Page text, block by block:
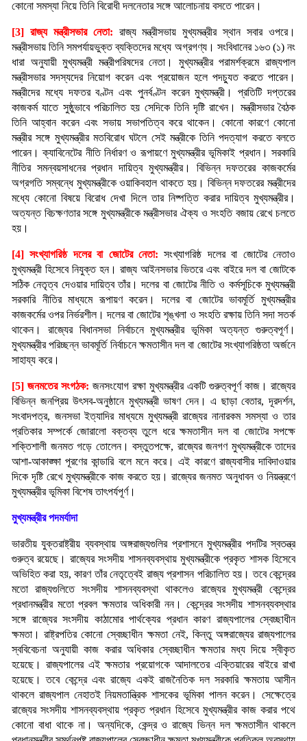
কোনো সমস্যা নিয়ে তিনি বিরোধী দলনেতার সঙ্গে আলোচনায় বসতে পারেন।
[3] রাজ্য মন্ত্রীসভার নেতা: রাজ্য মন্ত্রীসভায় মুখ্যমন্ত্রীর স্থান সবার ওপরে।
মন্ত্রীসভায় তিনি সমপর্যায়ভুক্ত ব্যক্তিদের মধ্যে অগ্রগণ্য। সংবিধানের ১৬৩ (১) নং
ধারা অনুযায়ী মুখ্যমন্ত্রী মন্ত্রীপরিষদের নেতা। মুখ্যমন্ত্রীর পরামর্শক্রমে রাজ্যপাল
মন্ত্রীসভার সদস্যদের নিয়োগ করেন এবং প্রয়োজন হলে পদচ্যুত করতে পারেন।
মন্ত্রীদের মধ্যে দফতর বণ্টন এবং পুনর্বণ্টন করেন মুখ্যমন্ত্রী। প্রতিটি দপ্তরের
কাজকর্ম যাতে সুষ্ঠুভাবে পরিচালিত হয় সেদিকে তিনি দৃষ্টি রাখেন। মন্ত্রীসভার বৈঠক
তিনি আহ্বান করেন এবং সভায় সভাপতিত্ব করে থাকেন। কোনো কারণে কোনো
মন্ত্রীর সঙ্গে মুখ্যমন্ত্রীর মতবিরোধ ঘটলে সেই মন্ত্রীকে তিনি পদত্যাগ করতে বলতে
পারেন। ক্যাবিনেটের নীতি নির্ধারণ ও রূপায়ণে মুখ্যমন্ত্রীর ভূমিকাই প্রধান। সরকারি
নীতির সমন্বয়সাধনের প্রধান দায়িত্ব মুখ্যমন্ত্রীর। বিভিন্ন দফতরের কাজকর্মের
অগ্রগতি সম্বন্ধে মুখ্যমন্ত্রীকে ওয়াকিবহাল থাকতে হয়। বিভিন্ন দফতরের মন্ত্রীদের
মধ্যে কোনো বিষয়ে বিরোধ দেখা দিলে তার নিষ্পত্তি করার দায়িত্ব মুখ্যমন্ত্রীর।
অত্যন্ত বিচক্ষণতার সঙ্গে মুখ্যমন্ত্রীকে মন্ত্রীসভার ঐক্য ও সংহতি বজায় রেখে চলতে
হয়।
[4] সংখ্যাগরিষ্ঠ দলের বা জোটের নেতা: সংখ্যাগরিষ্ঠ দলের বা জোটের নেতাও
মুখ্যমন্ত্রী হিসেবে নিযুক্ত হন। রাজ্য আইনসভার ভিতরে এবং বাইরে দল বা জোটকে
সঠিক নেতৃত্ব দেওয়ার দায়িত্ব তাঁর। দলের বা জোটের নীতি ও কর্মসূচিকে মুখ্যমন্ত্রী
সরকারি নীতির মাধ্যমে রূপায়ণ করেন। দলের বা জোটের ভাবমূর্তি মুখ্যমন্ত্রীর
কাজকর্মের ওপর নির্ভরশীল। দলের বা জোটের শৃঙ্খলা ও সংহতি রক্ষায় তিনি সদা সতর্ক
থাকেন। রাজ্যের বিধানসভা নির্বাচনে মুখ্যমন্ত্রীর ভূমিকা অত্যন্ত গুরুত্বপূর্ণ।
মুখ্যমন্ত্রীর পরিচ্ছন্ন ভাবমূর্তি নির্বাচনে ক্ষমতাসীন দল বা জোটের সংখ্যাগরিষ্ঠতা অর্জনে
সাহায্য করে।
[5] জনমতের সংগঠক: জনসংযোগ রক্ষা মুখ্যমন্ত্রীর একটি গুরুত্বপূর্ণ কাজ। রাজ্যের
বিভিন্ন জনপ্রিয় উৎসব-অনুষ্ঠানে মুখ্যমন্ত্রী ভাষণ দেন। এ ছাড়া বেতার, দূরদর্শন,
সংবাদপত্র, জনসভা ইত্যাদির মাধ্যমে মুখ্যমন্ত্রী রাজ্যের নানারকম সমস্যা ও তার
প্রতিকার সম্পর্কে জোরালো বক্তব্য তুলে ধরে ক্ষমতাসীন দল বা জোটের সপক্ষে
শক্তিশালী জনমত গড়ে তোলেন। বস্তুতপক্ষে, রাজ্যের জনগণ মুখ্যমন্ত্রীকে তাদের
আশা-আকাঙ্ক্ষা পূরণের কান্ডারি বলে মনে করে। এই কারণে রাজ্যবাসীর দাবিদাওয়ার
দিকে দৃষ্টি রেখে মুখ্যমন্ত্রীকে কাজ করতে হয়। রাজ্যের জনমত অনুধাবন ও নিয়ন্ত্রণে
মুখ্যমন্ত্রীর ভূমিকা বিশেষ তাৎপর্যপূর্ণ।
মুখ্যমন্ত্রীর পদমর্যাদা
ভারতীয় যুক্তরাষ্ট্রীয় ব্যবস্থায় অঙ্গরাজ্যগুলির প্রশাসনে মুখ্যমন্ত্রীর পদটির স্বতন্ত্র
গুরুত্ব রয়েছে। রাজ্যের সংসদীয় শাসনব্যবস্থায় মুখ্যমন্ত্রীকে প্রকৃত শাসক হিসেবে
অভিহিত করা হয়, কারণ তাঁর নেতৃত্বেই রাজ্য প্রশাসন পরিচালিত হয়। তবে কেন্দ্রের
মতো রাজ্যগুলিতে সংসদীয় শাসনব্যবস্থা থাকলেও রাজ্যের মুখ্যমন্ত্রী কেন্দ্রের
প্রধানমন্ত্রীর মতো প্রবল ক্ষমতার অধিকারী নন। কেন্দ্রের সংসদীয় শাসনব্যবস্থার
সঙ্গে রাজ্যের সংসদীয় কাঠামোর পার্থক্যের প্রধান কারণ রাজ্যপালের স্বেচ্ছাধীন
ক্ষমতা। রাষ্ট্রপতির কোনো স্বেচ্ছাধীন ক্ষমতা নেই, কিন্তু অঙ্গরাজ্যের রাজ্যপালের
স্ববিবেচনা অনুযায়ী কাজ করার অধিকার স্বেচ্ছাধীন ক্ষমতার মধ্য দিয়ে স্বীকৃত
হয়েছে। রাজ্যপালের এই ক্ষমতার প্রয়োগকে আদালতের এক্তিয়ারের বাইরে রাখা
হয়েছে। তবে কেন্দ্রে এবং রাজ্যে একই রাজনৈতিক দল সরকারি ক্ষমতায় আসীন
থাকলে রাজ্যপাল নেহাতই নিয়মতান্ত্রিক শাসকের ভূমিকা পালন করেন। সেক্ষেত্রে
রাজ্যের সংসদীয় শাসনব্যবস্থায় প্রকৃত প্রধান হিসেবে মুখ্যমন্ত্রীর কাজ করার পথে
কোনো বাধা থাকে না। অন্যদিকে, কেন্দ্র ও রাজ্যে ভিন্ন দল ক্ষমতাসীন থাকলে